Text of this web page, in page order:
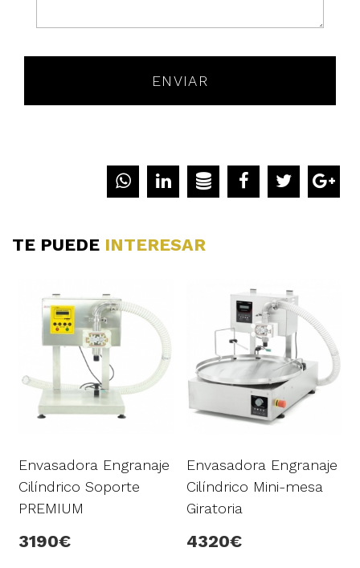
TE PUEDE INTERESAR
Envasadora Engranaje
Cilíndrico Soporte
PREMIUM
3190
Envasadora Engranaje
Cilíndrico Mini-mesa
Giratoria
4320